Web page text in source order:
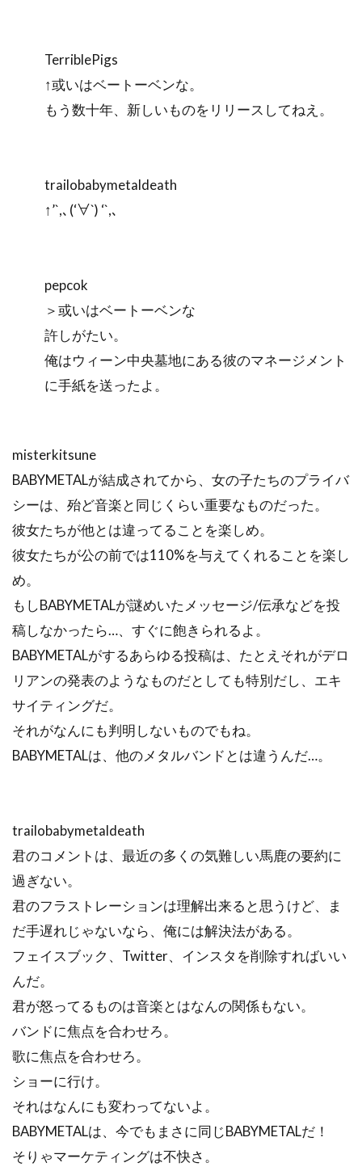
TerriblePigs
↑或いはベートーベンな。
もう数十年、新しいものをリリースしてねえ。
trailobabymetaldeath
↑’`,､(‘∀`) ‘`,､
pepcok
＞或いはベートーベンな
許しがたい。
俺はウィーン中央墓地にある彼のマネージメント
に手紙を送ったよ。
misterkitsune
BABYMETALが結成されてから、女の子たちのプライバ
シーは、殆ど音楽と同じくらい重要なものだった。
彼女たちが他とは違ってることを楽しめ。
彼女たちが公の前では110%を与えてくれることを楽し
め。
もしBABYMETALが謎めいたメッセージ/伝承などを投
稿しなかったら…、すぐに飽きられるよ。
BABYMETALがするあらゆる投稿は、たとえそれがデロ
リアンの発表のようなものだとしても特別だし、エキ
サイティングだ。
それがなんにも判明しないものでもね。
BABYMETALは、他のメタルバンドとは違うんだ…。
trailobabymetaldeath
君のコメントは、最近の多くの気難しい馬鹿の要約に
過ぎない。
君のフラストレーションは理解出来ると思うけど、ま
だ手遅れじゃないなら、俺には解決法がある。
フェイスブック、Twitter、インスタを削除すればいい
んだ。
君が怒ってるものは音楽とはなんの関係もない。
バンドに焦点を合わせろ。
歌に焦点を合わせろ。
ショーに行け。
それはなんにも変わってないよ。
BABYMETALは、今でもまさに同じBABYMETALだ！
そりゃマーケティングは不快さ。